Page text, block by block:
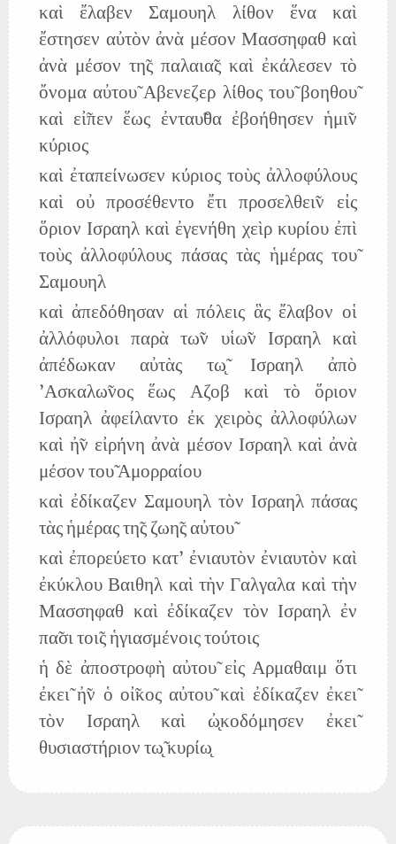
καὶ ἔλαβεν Σαμουηλ λίθον ἕνα καὶ
ἔστησεν αὐτὸν ἀνὰ μέσον Μασσηφαθ καὶ
ἀνὰ μέσον τη̃ς παλαια̃ς καὶ ἐκάλεσεν τὸ
ὄνομα αὐτου̃ Αβενεζερ λίθος του̃ βοηθου̃
καὶ εἰ̃πεν ἕως ἐνταυ̃θα ἐβοήθησεν ἡμι̃ν
κύριος
καὶ ἐταπείνωσεν κύριος τοὺς ἀλλοφύλους
καὶ οὐ προσέθεντο ἔτι προσελθει̃ν εἰς
ὅριον Ισραηλ καὶ ἐγενήθη χεὶρ κυρίου ἐπὶ
τοὺς ἀλλοφύλους πάσας τὰς ἡμέρας του̃
Σαμουηλ
καὶ ἀπεδόθησαν αἱ πόλεις ἃς ἔλαβον οἱ
ἀλλόφυλοι παρὰ τω̃ν υἱω̃ν Ισραηλ καὶ
ἀπέδωκαν αὐτὰς τω̨̃ Ισραηλ ἀπὸ
'Ασκαλω̃νος ἕως Αζοβ καὶ τὸ ὅριον
Ισραηλ ἀφείλαντο ἐκ χειρὸς ἀλλοφύλων
καὶ ἠ̃ν εἰρήνη ἀνὰ μέσον Ισραηλ καὶ ἀνὰ
μέσον του̃ Αμορραίου
καὶ ἐδίκαζεν Σαμουηλ τὸν Ισραηλ πάσας
τὰς ἡμέρας τη̃ς ζωη̃ς αὐτου̃
καὶ ἐπορεύετο κατ' ἐνιαυτὸν ἐνιαυτὸν καὶ
ἐκύκλου Βαιθηλ καὶ τὴν Γαλγαλα καὶ τὴν
Μασσηφαθ καὶ ἐδίκαζεν τὸν Ισραηλ ἐν
πα̃σι τοι̃ς ἡγιασμένοις τούτοις
ἡ δὲ ἀποστροφὴ αὐτου̃ εἰς Αρμαθαιμ ὅτι
ἐκει̃ ἠ̃ν ὁ οἰ̃κος αὐτου̃ καὶ ἐδίκαζεν ἐκει̃
τὸν Ισραηλ καὶ ὠ̨κοδόμησεν ἐκει̃
θυσιαστήριον τω̨̃ κυρίω̨